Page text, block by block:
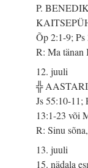
P.
Õp 2:1-9;
R: Ma tänan
12. juuli
╬
Js 55:10-11;
13:1-23 või
R: Sinu
13. juuli
15. nädala